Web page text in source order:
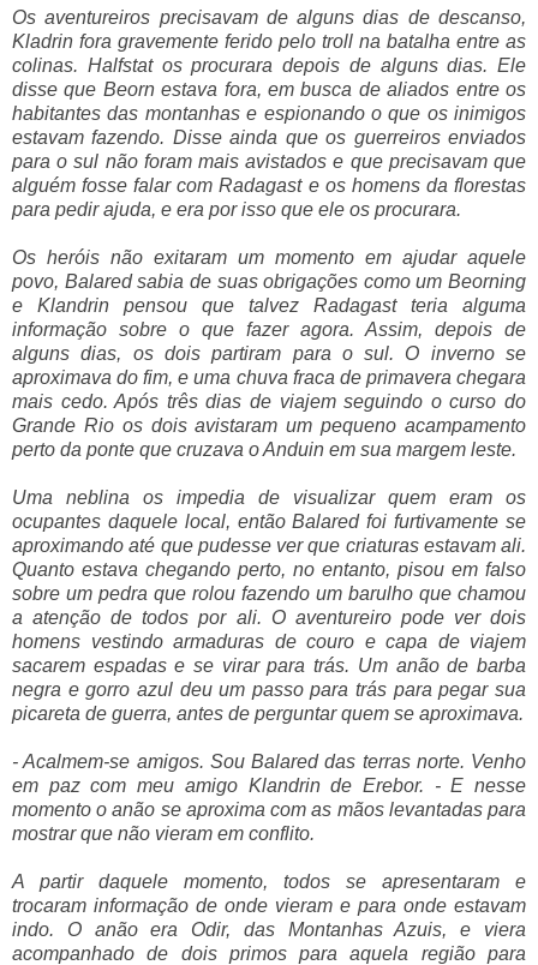
Os aventureiros precisavam de alguns dias de descanso,
Kladrin fora gravemente ferido pelo troll na batalha entre as
colinas. Halfstat os procurara depois de alguns dias. Ele
disse que Beorn estava fora, em busca de aliados entre os
habitantes das montanhas e espionando o que os inimigos
estavam fazendo. Disse ainda que os guerreiros enviados
para o sul não foram mais avistados e que precisavam que
alguém fosse falar com Radagast e os homens da florestas
para pedir ajuda, e era por isso que ele os procurara.
Os heróis não exitaram um momento em ajudar aquele
povo, Balared sabia de suas obrigações como um Beorning
e Klandrin pensou que talvez Radagast teria alguma
informação sobre o que fazer agora. Assim, depois de
alguns dias, os dois partiram para o sul. O inverno se
aproximava do fim, e uma chuva fraca de primavera chegara
mais cedo. Após três dias de viajem seguindo o curso do
Grande Rio os dois avistaram um pequeno acampamento
perto da ponte que cruzava o Anduin em sua margem leste.
Uma neblina os impedia de visualizar quem eram os
ocupantes daquele local, então Balared foi furtivamente se
aproximando até que pudesse ver que criaturas estavam ali.
Quanto estava chegando perto, no entanto, pisou em falso
sobre um pedra que rolou fazendo um barulho que chamou
a atenção de todos por ali. O aventureiro pode ver dois
homens vestindo armaduras de couro e capa de viajem
sacarem espadas e se virar para trás. Um anão de barba
negra e gorro azul deu um passo para trás para pegar sua
picareta de guerra, antes de perguntar quem se aproximava.
- Acalmem-se amigos. Sou Balared das terras norte. Venho
em paz com meu amigo Klandrin de Erebor. - E nesse
momento o anão se aproxima com as mãos levantadas para
mostrar que não vieram em conflito.
A partir daquele momento, todos se apresentaram e
trocaram informação de onde vieram e para onde estavam
indo. O anão era Odir, das Montanhas Azuis, e viera
acompanhado de dois primos para aquela região para